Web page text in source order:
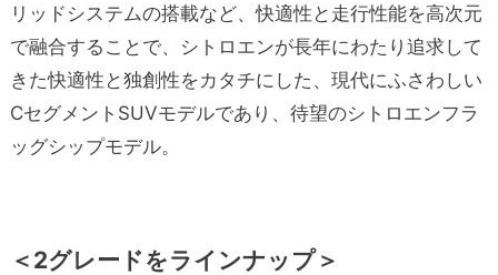
リッドシステムの搭載など、快適性と走行性能を高次元
で融合することで、シトロエンが長年にわたり追求して
きた快適性と独創性をカタチにした、現代にふさわしい
CセグメントSUVモデルであり、待望のシトロエンフラ
ッグシップモデル。
＜2グレードをラインナップ＞